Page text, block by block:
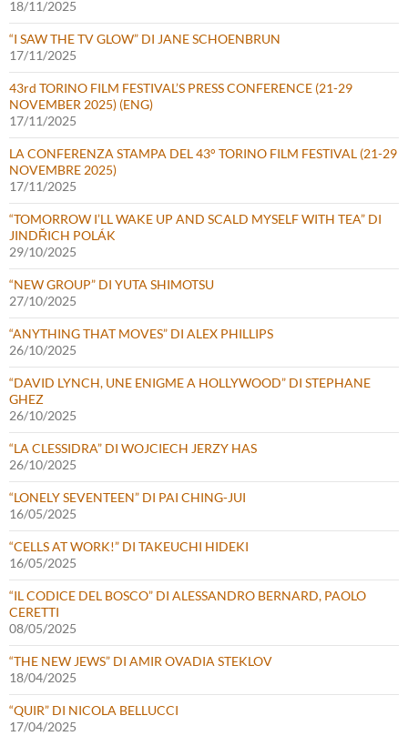
18/11/2025
“I SAW THE TV GLOW” DI JANE SCHOENBRUN
17/11/2025
43rd TORINO FILM FESTIVAL’S PRESS CONFERENCE (21-29
NOVEMBER 2025) (ENG)
17/11/2025
LA CONFERENZA STAMPA DEL 43° TORINO FILM FESTIVAL (21-29
NOVEMBRE 2025)
17/11/2025
“TOMORROW I’LL WAKE UP AND SCALD MYSELF WITH TEA” DI
JINDŘICH POLÁK
29/10/2025
“NEW GROUP” DI YUTA SHIMOTSU
27/10/2025
“ANYTHING THAT MOVES” DI ALEX PHILLIPS
26/10/2025
“DAVID LYNCH, UNE ENIGME A HOLLYWOOD” DI STEPHANE
GHEZ
26/10/2025
“LA CLESSIDRA” DI WOJCIECH JERZY HAS
26/10/2025
“LONELY SEVENTEEN” DI PAI CHING-JUI
16/05/2025
“CELLS AT WORK!” DI TAKEUCHI HIDEKI
16/05/2025
“IL CODICE DEL BOSCO” DI ALESSANDRO BERNARD, PAOLO
CERETTI
08/05/2025
“THE NEW JEWS” DI AMIR OVADIA STEKLOV
18/04/2025
“QUIR” DI NICOLA BELLUCCI
17/04/2025